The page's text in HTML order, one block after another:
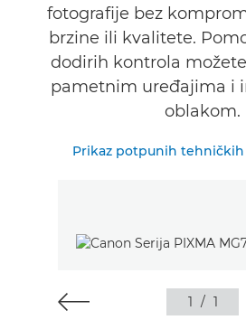
fotografije bez
brzine ili kvalitete.
dodirih kontrola
pametnim uređajima i
oblakom.
Prikaz potpunih
1 / 1